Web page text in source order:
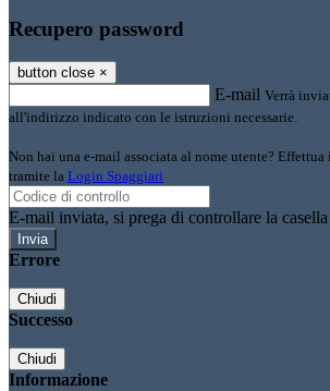
Recupero password
button close ×
E-mail Verrà
all'indirizzo indicato con le istruzioni necessarie.
Non hai una e-mail associata al nome utente? Effettua
tramite la Login Spaggiari
E-mail inviata, si prega di controllare la
Errore
Chiudi
Successo
Chiudi
Informazione